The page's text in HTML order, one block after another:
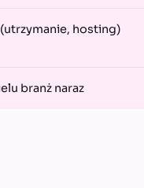
hosting)
branż naraz